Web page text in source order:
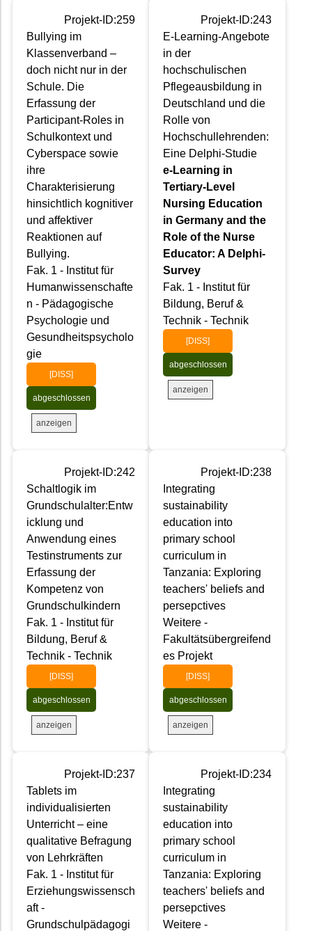
Projekt-ID:259
Bullying im
Klassenverband –
doch nicht nur in der
Schule. Die
Erfassung der
Participant-Roles in
Schulkontext und
Cyberspace sowie
ihre
Charakterisierung
hinsichtlich kognitiver
und affektiver
Reaktionen auf
Bullying.
Fak. 1 - Institut für
Humanwissenschafte
n - Pädagogische
Psychologie und
Gesundheitspsycholo
gie
[DISS]
abgeschlossen
anzeigen
Projekt-ID:243
E-Learning-Angebote
in der
hochschulischen
Pflegeausbildung in
Deutschland und die
Rolle von
Hochschullehrenden:
Eine Delphi-Studie
e-Learning in
Tertiary-Level
Nursing Education
in Germany and the
Role of the Nurse
Educator: A Delphi-
Survey
Fak. 1 - Institut für
Bildung, Beruf &
Technik - Technik
[DISS]
abgeschlossen
anzeigen
Projekt-ID:242
Schaltlogik im
Grundschulalter:Entw
icklung und
Anwendung eines
Testinstruments zur
Erfassung der
Kompetenz von
Grundschulkindern
Fak. 1 - Institut für
Bildung, Beruf &
Technik - Technik
[DISS]
abgeschlossen
anzeigen
Projekt-ID:238
Integrating
sustainability
education into
primary school
curriculum in
Tanzania: Exploring
teachers' beliefs and
persepctives
Weitere -
Fakultätsübergreifend
es Projekt
[DISS]
abgeschlossen
anzeigen
Projekt-ID:237
Tablets im
individualisierten
Unterricht – eine
qualitative Befragung
von Lehrkräften
Fak. 1 - Institut für
Erziehungswissensch
aft -
Grundschulpädagogi
Projekt-ID:234
Integrating
sustainability
education into
primary school
curriculum in
Tanzania: Exploring
teachers' beliefs and
persepctives
Weitere -